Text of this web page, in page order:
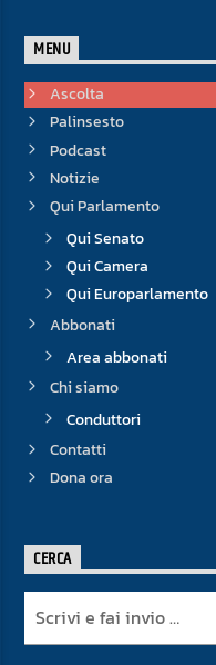
MENU
Ascolta
Palinsesto
Podcast
Notizie
Qui Parlamento
Qui Senato
Qui Camera
Qui Europarlamento
Abbonati
Area abbonati
Chi siamo
Conduttori
Contatti
Dona ora
CERCA